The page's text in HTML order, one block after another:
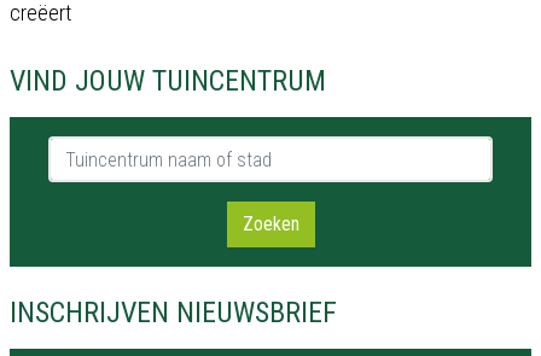
creëert
VIND JOUW TUINCENTRUM
Tuincentrum naam of stad
Zoeken
INSCHRIJVEN NIEUWSBRIEF